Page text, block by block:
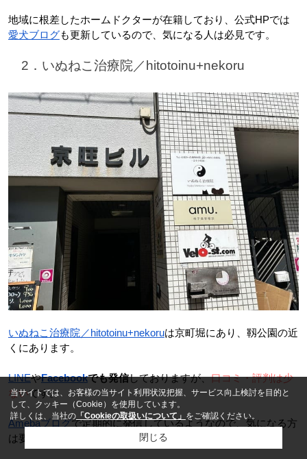
地域に根差したホームドクターが在籍しており、公式HPでは
愛犬ブログも更新しているので、気になる人は必見です。
2．いぬねこ治療院／hitotoinu+nekoru
いぬねこ治療院／hitotoinu+nekoruは京町堀にあり、靱公園の近
くにあります。
LINEやFacebookでも発信しておりますが、口コミ・評判は少
ないです。
Amebaブログで定期的に発信しているようなので、気になる方
は要チェックです。
電話 LINE
来店予約 ✓来店して相談したい
✓内見したい物件がある
当サイトでは、お客様の当サイト利用状況把握、サービス向上検討を目的と
して、クッキー（Cookie）を使用しています。
詳しくは、当社の 「Cookieの取扱いについて」 をご確認ください。
閉じる